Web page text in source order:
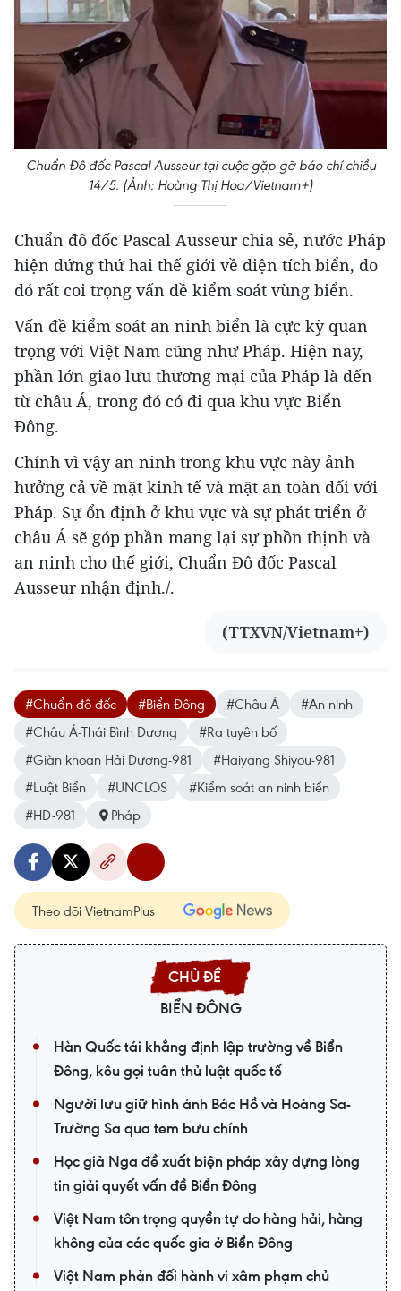
Chuẩn Đô đốc Pascal Ausseur tại cuộc gặp gỡ báo chí chiều
14/5. (Ảnh: Hoàng Thị Hoa/Vietnam+)
Chuẩn đô đốc Pascal Ausseur chia sẻ, nước Pháp
hiện đứng thứ hai thế giới về diện tích biển, do
đó rất coi trọng vấn đề kiểm soát vùng biển.
Vấn đề kiểm soát an ninh biển là cực kỳ quan
trọng với Việt Nam cũng như Pháp. Hiện nay,
phần lớn giao lưu thương mại của Pháp là đến
từ châu Á, trong đó có đi qua khu vực Biển
Đông.
Chính vì vậy an ninh trong khu vực này ảnh
hưởng cả về mặt kinh tế và mặt an toàn đối với
Pháp. Sự ổn định ở khu vực và sự phát triển ở
châu Á sẽ góp phần mang lại sự phồn thịnh và
an ninh cho thế giới, Chuẩn Đô đốc Pascal
Ausseur nhận định./.
(TTXVN/Vietnam+)
#Chuẩn đô đốc #Biển Đông #Châu Á
#An ninh
#Châu Á-Thái Bình Dương
#Ra tuyên bố
#Giàn khoan Hải Dương-981
#Haiyang Shiyou-981
#Luật Biển
#UNCLOS
#Kiểm soát an ninh biển
#HD-981
Pháp
Theo dõi VietnamPlus
BIỂN ĐÔNG
Hàn Quốc tái khẳng định lập trường về Biển
Đông, kêu gọi tuân thủ luật quốc tế
Người lưu giữ hình ảnh Bác Hồ và Hoàng Sa-
Trường Sa qua tem bưu chính
Học giả Nga đề xuất biện pháp xây dựng lòng
tin giải quyết vấn đề Biển Đông
Việt Nam tôn trọng quyền tự do hàng hải, hàng
không của các quốc gia ở Biển Đông
Việt Nam phản đối hành vi xâm phạm chủ